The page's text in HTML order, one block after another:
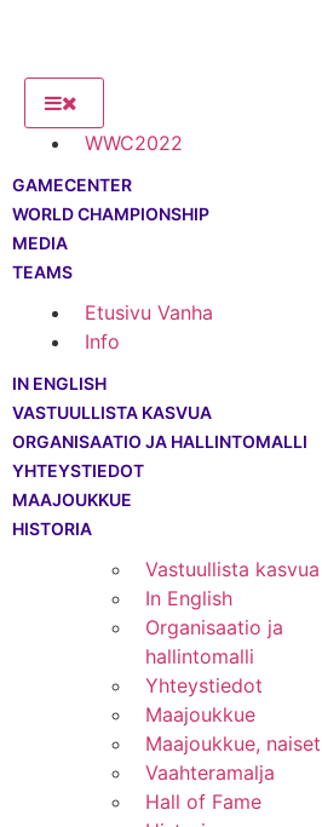
WWC2022
GAMECENTER
WORLD CHAMPIONSHIP
MEDIA
TEAMS
Etusivu Vanha
Info
IN ENGLISH
VASTUULLISTA KASVUA
ORGANISAATIO JA HALLINTOMALLI
YHTEYSTIEDOT
MAAJOUKKUE
HISTORIA
Vastuullista kasvua
In English
Organisaatio ja
hallintomalli
Yhteystiedot
Maajoukkue
Maajoukkue, naiset
Vaahteramalja
Hall of Fame